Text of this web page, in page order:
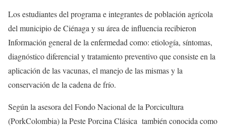
Los estudiantes del programa e integrantes de población agrícola
del municipio de Ciénaga y su área de influencia recibieron
Información general de la enfermedad como: etiología, síntomas,
diagnóstico diferencial y tratamiento preventivo que consiste en la
aplicación de las vacunas, el manejo de las mismas y la
conservación de la cadena de frío.
Según la asesora del Fondo Nacional de la Porcicultura
(PorkColombia) la Peste Porcina Clásica también conocida como